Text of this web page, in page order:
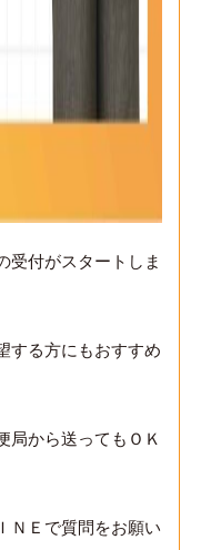
受付がスタートしま
する方にもおすすめ
局から送ってもＯＫ
ＮＥで質問をお願い